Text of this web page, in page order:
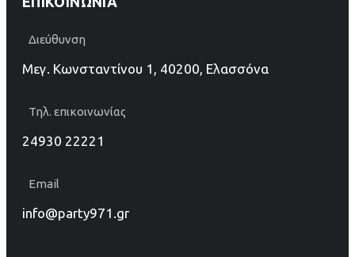
Διεύθυνση
Μεγ. Κωνσταντίνου 1, 40200, Ελασσόνα
Τηλ. επικοινωνίας
24930 22221
Email
info@party971.gr